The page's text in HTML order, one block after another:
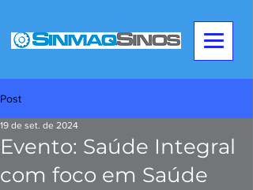
Post
Evento: Saúde Integral
com foco em Saúde
19 de set. de 2024